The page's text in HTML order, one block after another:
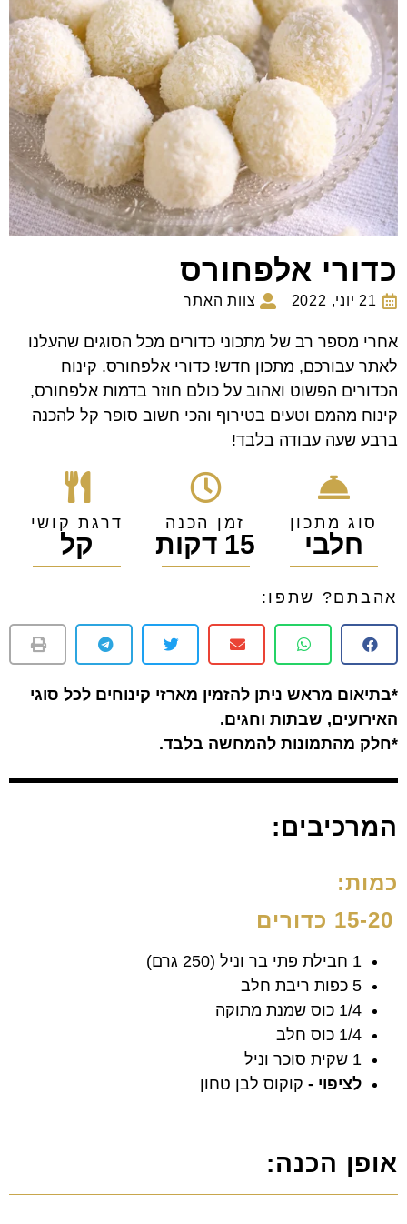
כדורי אלפחורס
21 יוני, 2022 צוות האתר
אחרי מספר רב של מתכוני כדורים מכל הסוגים שהעלנו
לאתר עבורכם, מתכון חדש! כדורי אלפחורס. קינוח
הכדורים הפשוט ואהוב על כולם חוזר בדמות אלפחורס,
קינוח מהמם וטעים בטירוף והכי חשוב סופר קל להכנה
ברבע שעה עבודה בלבד!
סוג מתכון
חלבי
זמן הכנה
15 דקות
דרגת קושי
קל
אהבתם? שתפו:
*בתיאום מראש ניתן להזמין מארזי קינוחים לכל סוגי
האירועים, שבתות וחגים.
*חלק מהתמונות להמחשה בלבד.
המרכיבים:
כמות:
15-20 כדורים
1 חבילת פתי בר וניל (250 גרם)
5 כפות ריבת חלב
1/4 כוס שמנת מתוקה
1/4 כוס חלב
1 שקית סוכר וניל
לציפוי - קוקוס לבן טחון
אופן הכנה: